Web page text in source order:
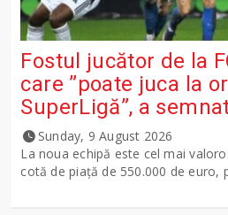
Fostul jucător de la
care ”poate juca la
SuperLigă”, a
Sunday, 9 August 2026
La noua echipă este cel mai
cotă de piață de 550.000 de euro,